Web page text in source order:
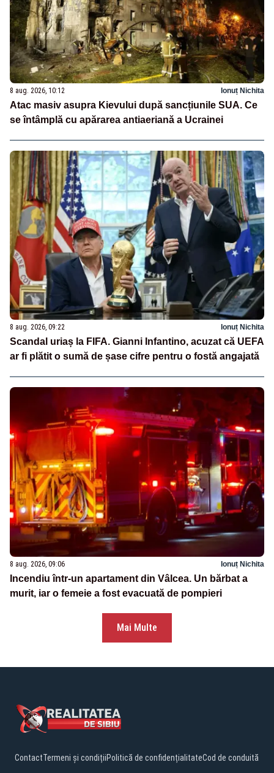
8 aug. 2026, 10:12 Ionuț Nichita
Atac masiv asupra Kievului după sancțiunile SUA. Ce
se întâmplă cu apărarea antiaeriană a Ucrainei
8 aug. 2026, 09:22 Ionuț Nichita
Scandal uriaș la FIFA. Gianni Infantino, acuzat că UEFA
ar fi plătit o sumă de șase cifre pentru o fostă angajată
8 aug. 2026, 09:06 Ionuț Nichita
Incendiu într-un apartament din Vâlcea. Un bărbat a
murit, iar o femeie a fost evacuată de pompieri
Mai Multe
ContactTermeni și condițiiPolitică de confidențialitateCod de conduită